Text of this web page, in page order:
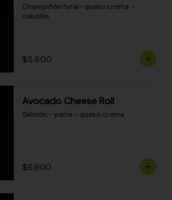
Champiñón furai- queso crema -
cebollín
$5.800
Avocado Cheese Roll
Salmón - palta - queso crema
$6.600